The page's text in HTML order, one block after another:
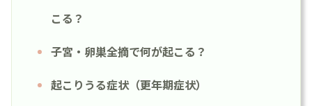
こる？
子宮・卵巣全摘で何が起こる？
起こりうる症状（更年期症状）